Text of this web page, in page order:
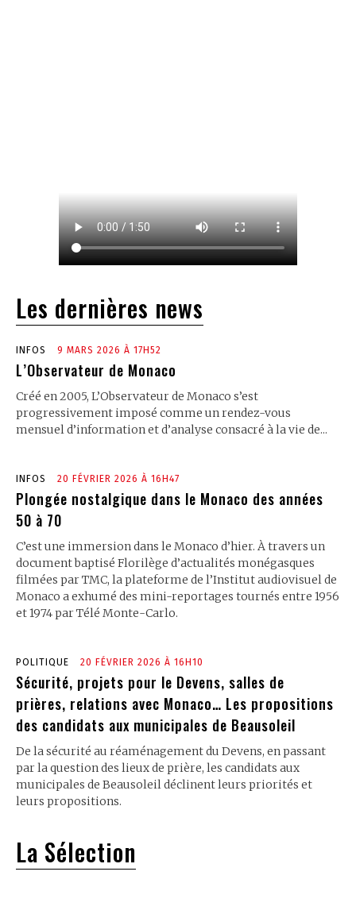
Les dernières news
INFOS 9 MARS 2026 À 17H52
L’Observateur de Monaco
Créé en 2005, L’Observateur de Monaco s’est
progressivement imposé comme un rendez-vous
mensuel d’information et d’analyse consacré à la vie de...
INFOS 20 FÉVRIER 2026 À 16H47
Plongée nostalgique dans le Monaco des années
50 à 70
C’est une immersion dans le Monaco d’hier. À travers un
document baptisé Florilège d’actualités monégasques
filmées par TMC, la plateforme de l’Institut audiovisuel de
Monaco a exhumé des mini-reportages tournés entre 1956
et 1974 par Télé Monte-Carlo.
POLITIQUE 20 FÉVRIER 2026 À 16H10
Sécurité, projets pour le Devens, salles de
prières, relations avec Monaco… Les propositions
des candidats aux municipales de Beausoleil
De la sécurité au réaménagement du Devens, en passant
par la question des lieux de prière, les candidats aux
municipales de Beausoleil déclinent leurs priorités et
leurs propositions.
La Sélection